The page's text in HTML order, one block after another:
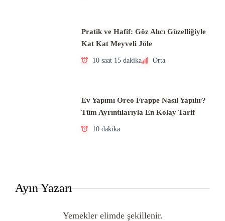
Pratik ve Hafif: Göz Alıcı Güzelliğiyle
Kat Kat Meyveli Jöle
10 saat 15 dakika Orta
Ev Yapımı Oreo Frappe Nasıl Yapılır?
Tüm Ayrıntılarıyla En Kolay Tarif
10 dakika
Ayın Yazarı
Yemekler elimde şekillenir.